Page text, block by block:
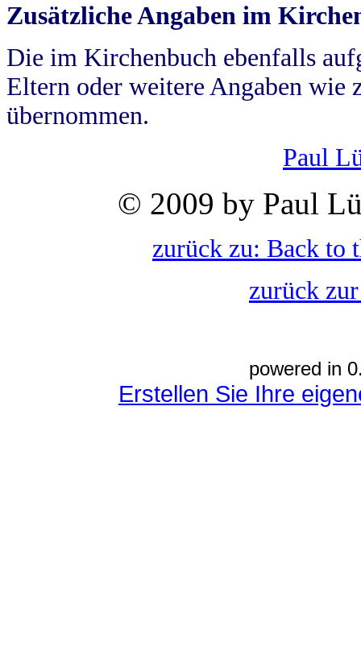
Zusätzliche Angaben im
Die im Kirchenbuch ebenfalls
Eltern oder weitere Angaben wie
übernommen.
Paul
© 2009 by Paul
zurück zu: Back to
zurück
powered in
Erstellen Sie Ihre